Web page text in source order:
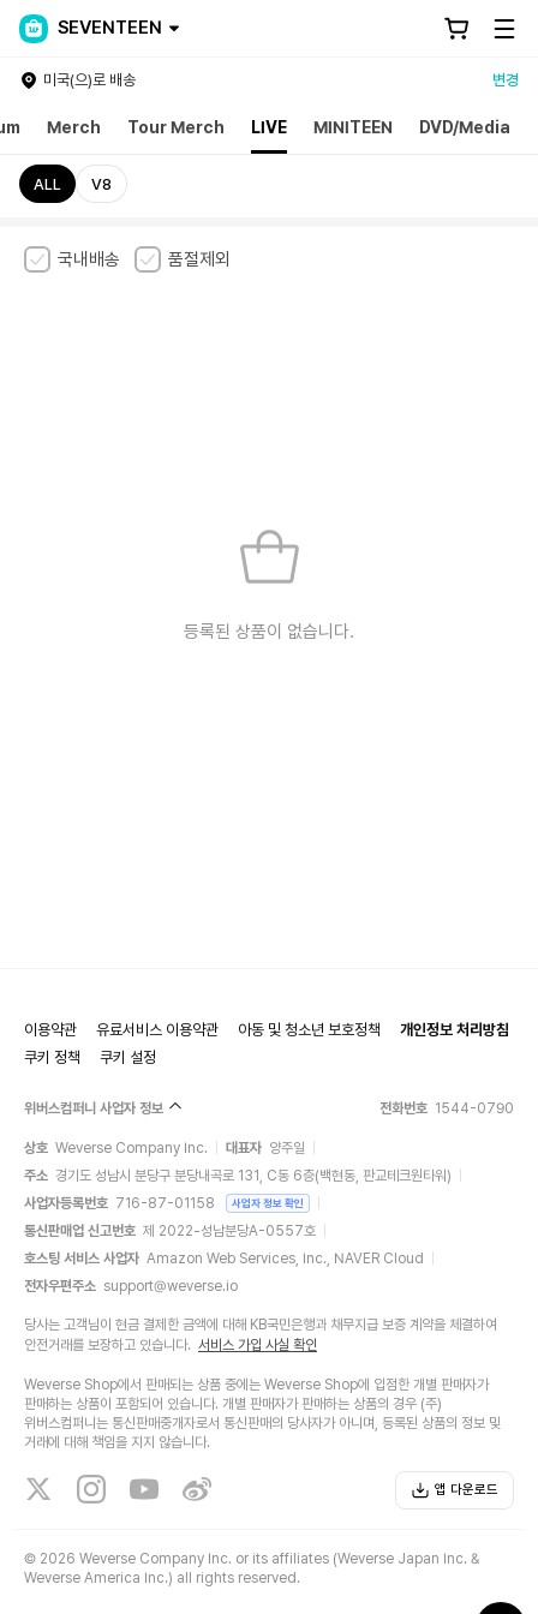
SEVENTEEN
미국(으)로 배송 변경
Merch Tour Merch LIVE MINITEEN DVD/Media
ALL V8
국내배송 품절제외
등록된 상품이 없습니다.
이용약관 유료서비스 이용약관 아동 및 청소년 보호정책
개인정보 처리방침
쿠키 정책
쿠키 설정
위버스컴퍼니 사업자 정보 전화번호 1544-0790
상호 Weverse Company Inc. 대표자 양주일
주소 경기도 성남시 분당구 분당내곡로 131, C동 6층(백현동, 판교테크원타워)
사업자등록번호 716-87-01158 사업자 정보 확인
통신판매업 신고번호 제 2022-성남분당A-0557호
호스팅 서비스 사업자 Amazon Web Services, Inc., NAVER Cloud
전자우편주소 support@weverse.io
당사는 고객님이 현금 결제한 금액에 대해 KB국민은행과 채무지급 보증 계약을 체결하여
안전거래를 보장하고 있습니다. 서비스 가입 사실 확인
Weverse Shop에서 판매되는 상품 중에는 Weverse Shop에 입점한 개별 판매자가
판매하는 상품이 포함되어 있습니다. 개별 판매자가 판매하는 상품의 경우 (주)
위버스컴퍼니는 통신판매중개자로서 통신판매의 당사자가 아니며, 등록된 상품의 정보 및
거래에 대해 책임을 지지 않습니다.
앱 다운로드
© 2026 Weverse Company Inc. or its affiliates (Weverse Japan Inc. &
Weverse America Inc.) all rights reserved.